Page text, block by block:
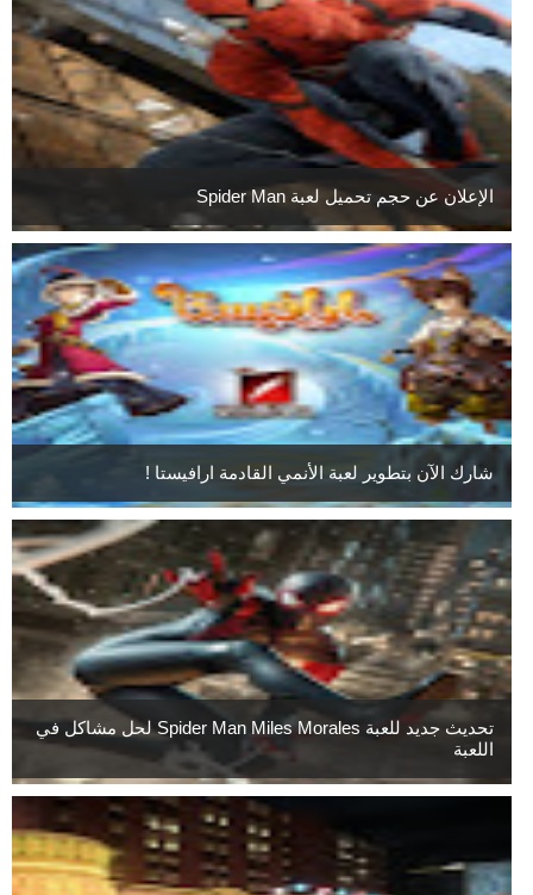
الإعلان عن حجم تحميل لعبة Spider Man
شارك الآن بتطوير لعبة الأنمي القادمة ارافيستا !
تحديث جديد للعبة Spider Man Miles Morales لحل مشاكل في
اللعبة